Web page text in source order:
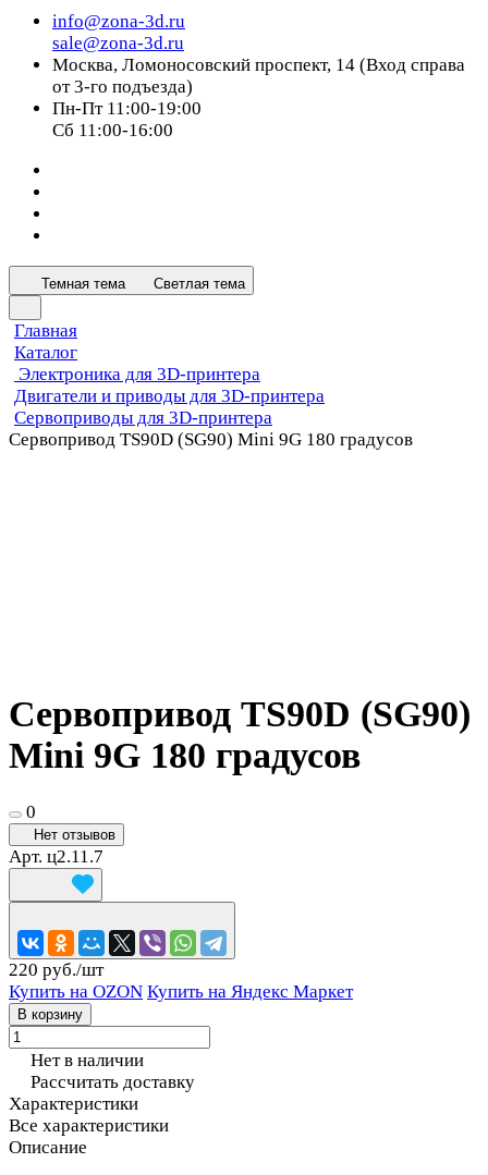
info@zona-3d.ru
sale@zona-3d.ru
Москва, Ломоносовский проспект, 14 (Вход справа
от 3-го подъезда)
Пн-Пт 11:00-19:00
Сб 11:00-16:00
Темная тема Светлая тема
Главная
Каталог
Электроника для 3D-принтера
Двигатели и приводы для 3D-принтера
Сервоприводы для 3D-принтера
Сервопривод TS90D (SG90) Mini 9G 180 градусов
Сервопривод TS90D (SG90)
Mini 9G 180 градусов
0
Нет отзывов
Арт. ц2.11.7
220 руб./шт
Купить на OZON Купить на Яндекс Маркет
В корзину
Нет в наличии
Рассчитать доставку
Характеристики
Все характеристики
Описание